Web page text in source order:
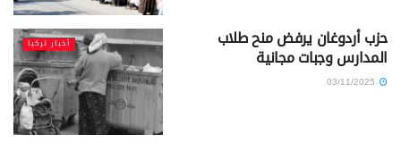
أخبار تركيا حزب أردوغان يرفض منح طلاب
المدارس وجبات مجانية